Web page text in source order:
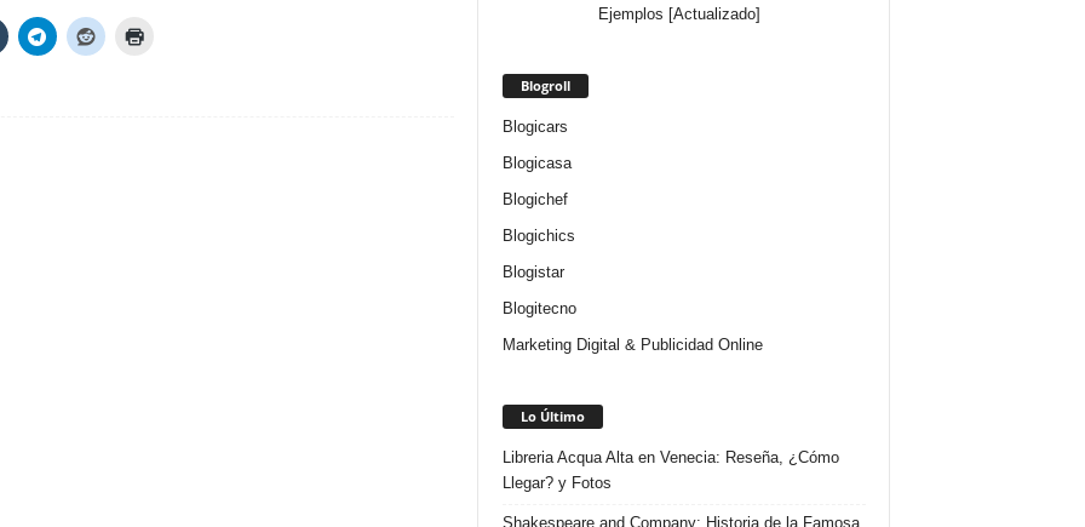
Ejemplos [Actualizado]
Blogroll
Blogicars
Blogicasa
Blogichef
Blogichics
Blogistar
Blogitecno
Marketing Digital & Publicidad Online
Lo Último
Libreria Acqua Alta en Venecia: Reseña, ¿Cómo
Llegar? y Fotos
Shakespeare and Company: Historia de la Famosa